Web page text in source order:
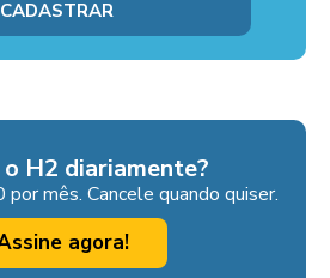
H2 diariamente?
mês. Cancele quando quiser.
agora!